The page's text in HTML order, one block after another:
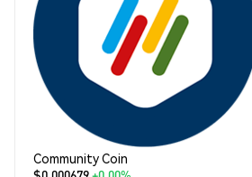
Community Coin